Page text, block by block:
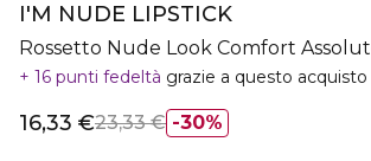
I'M NUDE LIPSTICK
Rossetto Nude Look Comfort
16 punti fedeltà grazie a questo acquisto
30%
16,33 €23,33 €